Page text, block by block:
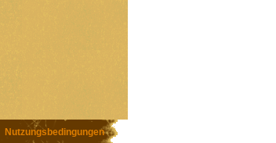
Nutzungsbedingungen